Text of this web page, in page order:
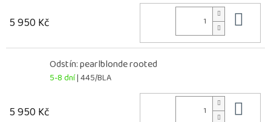
5 950 Kč
Odstín: pearlblonde rooted
5-8 dní| 445/BLA
5 950 Kč